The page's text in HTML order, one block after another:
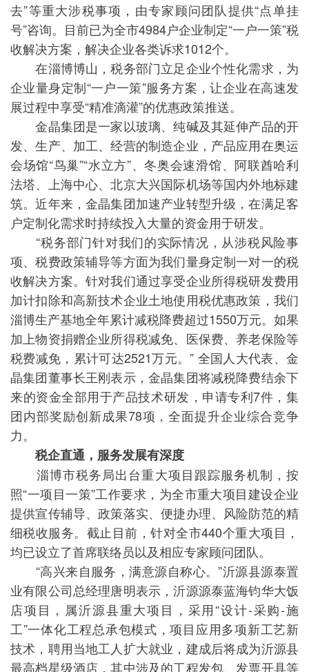
去”等重大涉税事项，由专家顾问团队提供“点单挂
号”咨询。目前已为全市4984户企业制定“一户一策”税
收解决方案，解决企业各类诉求1012个。
在淄博博山，税务部门立足企业个性化需求，为
企业量身定制“一户一策”服务方案，让企业在高速发
展过程中享受“精准滴灌”的优惠政策推送。
金晶集团是一家以玻璃、纯碱及其延伸产品的开
发、生产、加工、经营的制造企业，产品应用在奥运
会场馆“鸟巢”“水立方”、冬奥会速滑馆、阿联酋哈利
法塔、上海中心、北京大兴国际机场等国内外地标建
筑。近年来，金晶集团加速产业转型升级，在满足客
户定制化需求时持续投入大量的资金用于研发。
“税务部门针对我们的实际情况，从涉税风险事
项、税费政策辅导等方面为我们量身定制一对一的税
收解决方案。针对我们通过享受企业所得税研发费用
加计扣除和高新技术企业土地使用税优惠政策，我们
淄博生产基地全年累计减税降费超过1550万元。如果
加上物资捐赠企业所得税减免、医保费、养老保险等
税费减免，累计可达2521万元。” 全国人大代表、金
晶集团董事长王刚表示，金晶集团将减税降费结余下
来的资金全部用于产品技术研发，申请专利7件，集
团内部奖励创新成果78项，全面提升企业综合竞争
力。
税企直通，服务发展有深度
淄博市税务局出台重大项目跟踪服务机制，按
照“一项目一策”工作要求，为全市重大项目建设企业
提供宣传辅导、政策落实、便捷办理、风险防范的精
细税收服务。截止目前，针对全市440个重大项目，
均已设立了首席联络员以及相应专家顾问团队。
“高兴来自服务，满意源自称心。”沂源县源泰置
业有限公司总经理唐明表示，沂源源泰蓝海钧华大饭
店项目，属沂源县重大项目，采用“设计-采购-施
工”一体化工程总承包模式，项目应用多项新工艺新
技术，聘用当地工人扩大就业，建成后将成为沂源县
最高档星级酒店，其中涉及的工程发包、发票开具等